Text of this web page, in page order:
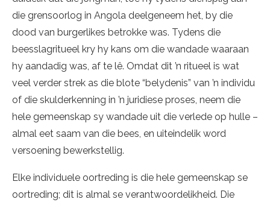
die grensoorlog in Angola deelgeneem het, by die
dood van burgerlikes betrokke was. Tydens die
beesslagritueel kry hy kans om die wandade waaraan
hy aandadig was, af te lê. Omdat dit ’n ritueel is wat
veel verder strek as die blote “belydenis” van ’n individu
of die skulderkenning in ’n juridiese proses, neem die
hele gemeenskap sy wandade uit die verlede op hulle –
almal eet saam van die bees, en uiteindelik word
versoening bewerkstellig.
Elke individuele oortreding is die hele gemeenskap se
oortreding; dit is almal se verantwoordelikheid. Die